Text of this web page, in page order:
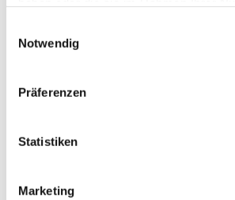
Notwendig
Präferenzen
Statistiken
Marketing